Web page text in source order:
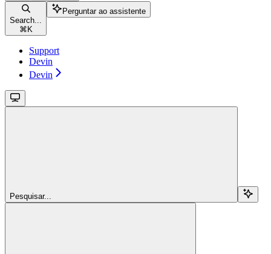
Search...
⌘ K
Perguntar ao assistente
Support
Devin
Devin
Pesquisar...